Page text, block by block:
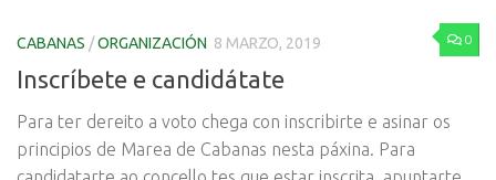
0
CABANAS /ORGANIZACIÓN 8 MARZO, 2019
Inscríbete e candidátate
Para ter dereito a voto chega con inscribirte e asinar os
principios de Marea de Cabanas nesta páxina. Para